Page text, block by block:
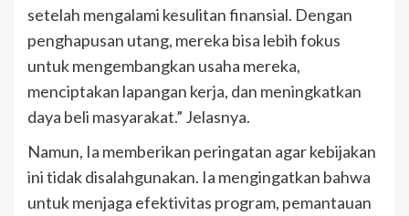
setelah mengalami kesulitan finansial. Dengan
penghapusan utang, mereka bisa lebih fokus
untuk mengembangkan usaha mereka,
menciptakan lapangan kerja, dan meningkatkan
daya beli masyarakat.” Jelasnya.
Namun, Ia memberikan peringatan agar kebijakan
ini tidak disalahgunakan. Ia mengingatkan bahwa
untuk menjaga efektivitas program, pemantauan